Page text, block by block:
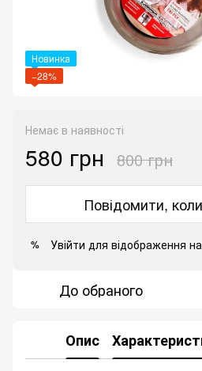
Новинка
−28%
Немає в наявності
580 грн 800 грн
Повідомити,
% Увійти для відображення
До обраного
Опис